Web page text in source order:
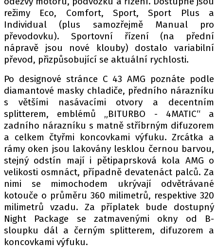
Provozovatelem serveru autoroad.cz je
INCORP MEDIA GROUP s.r.o., IČ: 118 23 054
režimy Eco, Comfort, Sport, Sport Plus a
Individual (plus samozřejmě Manual pro
převodovku). Sportovní řízení (na přední
nápravě jsou nové klouby) dostalo variabilní
převod, přizpůsobující se aktuální rychlosti.
Po designové stránce C 43 AMG poznáte podle
diamantové masky chladiče, předního nárazníku
s většími nasávacími otvory a decentním
splitterem, emblémů „BITURBO - 4MATIC“ a
zadního nárazníku s matně stříbrným difuzorem
a celkem čtyřmi koncovkami výfuku. Zrcátka a
rámy oken jsou lakovány lesklou černou barvou,
stejný odstín mají i pětipaprsková kola AMG o
velikosti osmnáct, případně devatenáct palců. Za
nimi se mimochodem ukrývají odvětrávané
kotouče o průměru 360 milimetrů, respektive 320
milimetrů vzadu. Za příplatek bude dostupný
Night Package se zatmavenými okny od B-
sloupku dál a černým splitterem, difuzorem a
koncovkami výfuku.